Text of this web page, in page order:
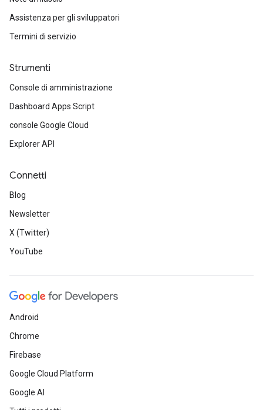
Assistenza per gli sviluppatori
Termini di servizio
Strumenti
Console di amministrazione
Dashboard Apps Script
console Google Cloud
Explorer API
Connetti
Blog
Newsletter
X (Twitter)
YouTube
Android
Chrome
Firebase
Google Cloud Platform
Google AI